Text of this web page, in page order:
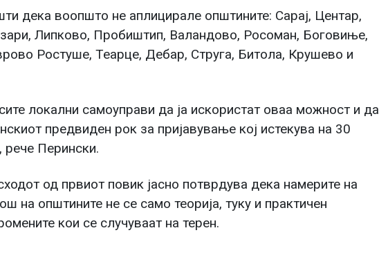
дека воопшто не аплицирале општините: Сарај, Центар,
Липково, Пробиштип, Валандово, Росоман, Боговиње,
Ростуше, Теарце, Дебар, Струга, Битола, Крушево и
локални самоуправи да ја искористат оваа можност и да
предвиден рок за пријавување кој истекува на 30
рече Перински.
од првиот повик јасно потврдува дека намерите на
на општините не се само теорија, туку и практичен
кои се случуваат на терен.